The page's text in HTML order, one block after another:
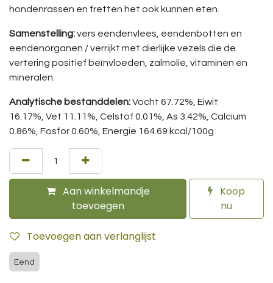
hondenrassen en fretten het ook kunnen eten.
Samenstelling:vers eendenvlees, eendenbotten en
eendenorganen / verrijkt met dierlijke vezels die de
vertering positief beïnvloeden, zalmolie, vitaminen en
mineralen.
Analytische bestanddelen:Vocht 67.72%, Eiwit
16.17%, Vet 11.11%, Celstof 0.01%, As 3.42%, Calcium
0.86%, Fosfor 0.60%, Energie 164.69 kcal/100g
Aan winkelmandje
toevoegen
Koop
nu
Toevoegen aan verlanglijst
Eend